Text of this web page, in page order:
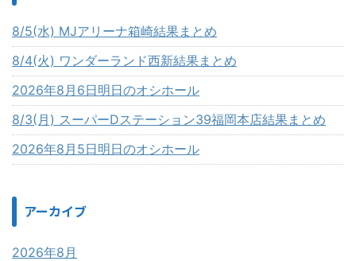
8/5(水) MJアリーナ箱崎結果まとめ
8/4(火) ワンダーランド西新結果まとめ
2026年8月6日明日のオシホール
8/3(月) スーパーDステーション39福岡本店結果まとめ
2026年8月5日明日のオシホール
アーカイブ
2026年8月